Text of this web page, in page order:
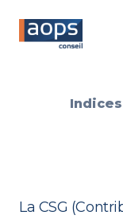
Indices
La CSG